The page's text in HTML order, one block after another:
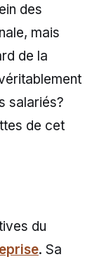
des
mais
de la
salariés?
de cet
du
. Sa